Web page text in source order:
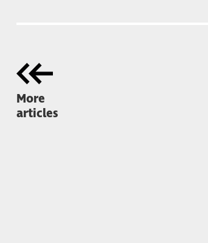
More
articles